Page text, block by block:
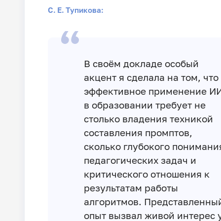
С. Е. Тупикова:
В своём докладе особый
акцент я сделала на том, что
эффективное применение
в образовании требует не
столько владения техникой
составления промптов,
сколько глубокого
педагогических задач и
критического отношения к
результатам работы
алгоритмов.
опыт вызвал живой интерес